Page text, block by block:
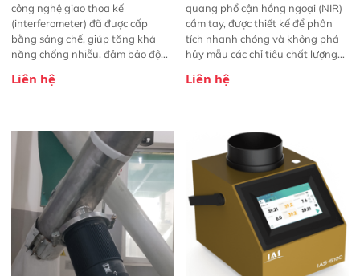
công nghệ giao thoa kế
(interferometer) đã được cấp
bằng sáng chế, giúp tăng khả
năng chống nhiễu, đảm bảo độ
Phạm vi ứng dụng rộng: Đáp ứng
ngành công nghiệp khác nhau. 
Độ nhạy cao: Trang bị đầu dò
InGaAs độ nhạy cao, cung cấp
phản hồi phổ tuyến tính đầy đủ,
đảm bảo độ chính xác và khả
năng lặp lại tối ưu.
Liên hệ
quang phổ cận hồng ngoại (NIR)
cầm tay, được thiết kế để phân
tích nhanh chóng và không phá
hủy mẫu các chỉ tiêu chất lượng
Thiết bị linh hoạt cho nhiều kịch
trực tiếp ngoài đồng ruộng.
Liên hệ